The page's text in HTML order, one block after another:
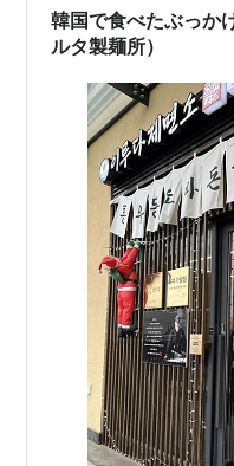
手前→에그마요쌀소금
ン） …
韓国で食べたぶっか
ルタ製麺所）